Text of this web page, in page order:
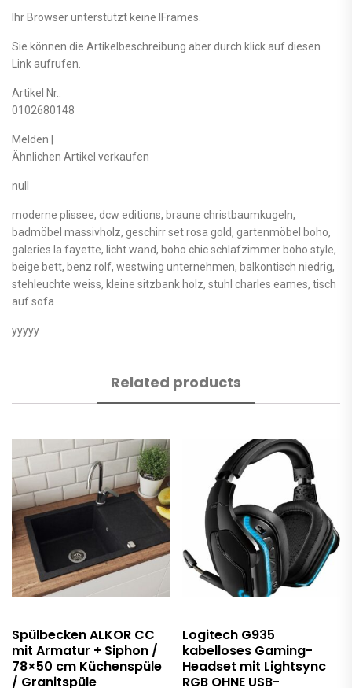
Ihr Browser unterstützt keine IFrames.
Sie können die Artikelbeschreibung aber durch klick auf diesen
Link aufrufen.
Artikel Nr.:
0102680148
Melden |
Ähnlichen Artikel verkaufen
null
moderne plissee, dcw editions, braune christbaumkugeln,
badmöbel massivholz, geschirr set rosa gold, gartenmöbel boho,
galeries la fayette, licht wand, boho chic schlafzimmer boho style,
beige bett, benz rolf, westwing unternehmen, balkontisch niedrig,
stehleuchte weiss, kleine sitzbank holz, stuhl charles eames, tisch
auf sofa
yyyyy
Related products
Spülbecken ALKOR CC
mit Armatur + Siphon /
78×50 cm Küchenspüle
/ Granitspüle
Logitech G935
kabelloses Gaming-
Headset mit Lightsync
RGB OHNE USB-